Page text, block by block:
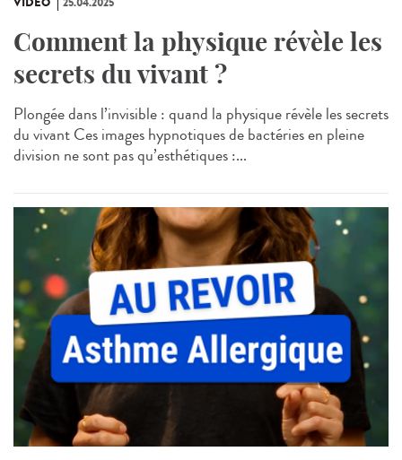
Comment la physique révèle les
secrets du vivant ?
Plongée dans l’invisible : quand la physique révèle les secrets
du vivant Ces images hypnotiques de bactéries en pleine
division ne sont pas qu’esthétiques :...